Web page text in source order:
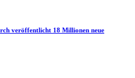
veröffentlicht 18 Millionen neue